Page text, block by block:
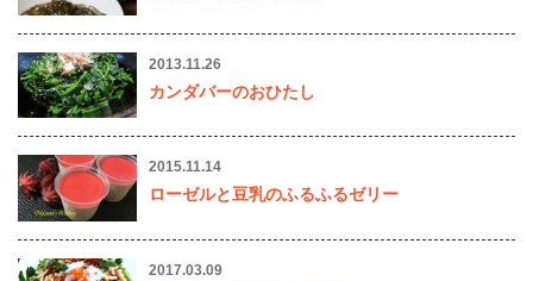
2013.11.26
カンダバーのおひたし
2015.11.14
ローゼルと豆乳のふるふるゼリー
2017.03.09